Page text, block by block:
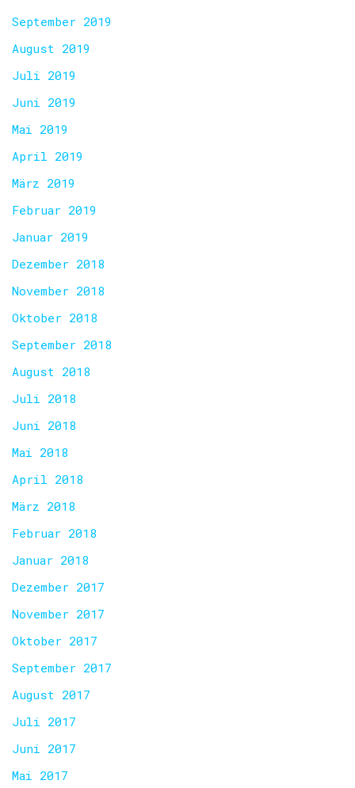
September 2019
August 2019
Juli 2019
Juni 2019
Mai 2019
April 2019
März 2019
Februar 2019
Januar 2019
Dezember 2018
November 2018
Oktober 2018
September 2018
August 2018
Juli 2018
Juni 2018
Mai 2018
April 2018
März 2018
Februar 2018
Januar 2018
Dezember 2017
November 2017
Oktober 2017
September 2017
August 2017
Juli 2017
Juni 2017
Mai 2017